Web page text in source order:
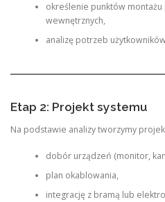
określenie punktów montażu
wewnętrznych,
analizę potrzeb
Etap 2: Projekt systemu
Na podstawie analizy tworzymy
dobór urządzeń (monitor,
plan okablowania,
integrację z bramą lub